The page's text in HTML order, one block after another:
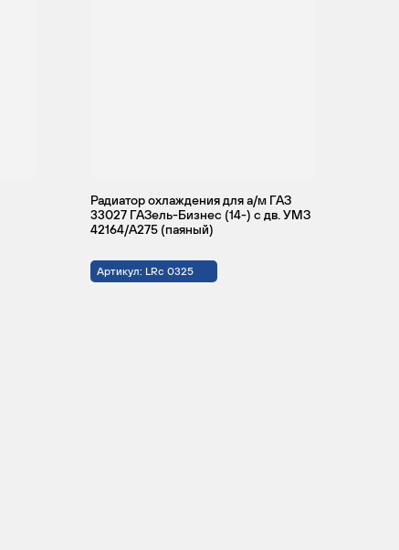
Радиатор охлаждения для а/м ГАЗ
33027 ГАЗель-Бизнес (14-) c дв. УМЗ
42164/A275 (паяный)
Артикул: LRc 0325